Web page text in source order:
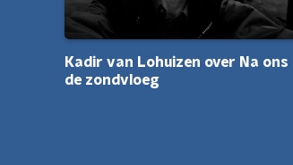
Kadir van Lohuizen over Na ons
de zondvloeg